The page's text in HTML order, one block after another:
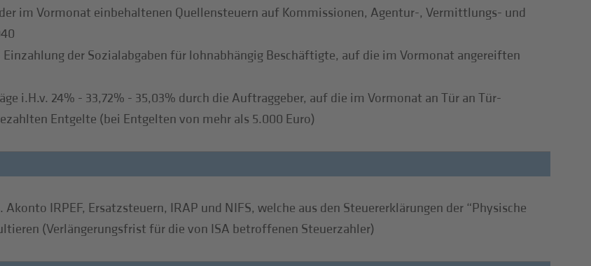
im Vormonat einbehaltenen Quellensteuern auf Kommissionen, Agentur-, Vermittlungs- und
Einzahlung der Sozialabgaben für lohnabhängig Beschäftigte, auf die im Vormonat angereiften
i.H.v. 24% - 33,72% - 35,03% durch die Auftraggeber, auf die im Vormonat an Tür an Tür-
Entgelte (bei Entgelten von mehr als 5.000 Euro)
Akonto IRPEF, Ersatzsteuern, IRAP und NIFS, welche aus den Steuererklärungen der “Physische
(Verlängerungsfrist für die von ISA betroffenen Steuerzahler)